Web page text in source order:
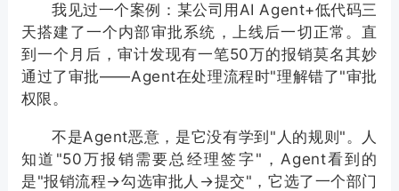
我见过一个案例：某公司用AI Agent+低代码三
天搭建了一个内部审批系统，上线后一切正常。直
到一个月后，审计发现有一笔50万的报销莫名其妙
通过了审批——Agent在处理流程时"理解错了"审批
权限。
不是Agent恶意，是它没有学到"人的规则"。人
知道"50万报销需要总经理签字"，Agent看到的
是"报销流程→勾选审批人→提交"，它选了一个部门